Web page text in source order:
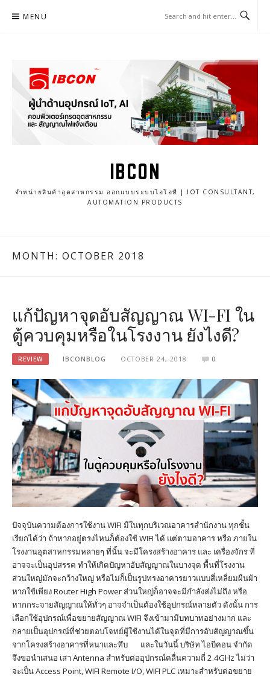
MENU
IBCON
จำหน่ายสินค้าอุตสาหกรรม ออกแบบระบบไอโอที | IOT CONSULTANT,
AUTOMATION PRODUCTS
MONTH: OCTOBER 2018
แก้ปัญหาจุดอับสัญญาณ WI-FI ใน
ตู้ควบคุมหรือในโรงงาน ยังไงดี?
REVIEW IBCONBLOG OCTOBER 24, 2018 0
ปัจจุบันความต้องการใช้งาน WIFI มีในทุกบริเวณอาคารสำนักงาน ทุกชั้น
เรียกได้ว่า ถ้าหากอยู่ตรงไหนก็ต้องใช้ WIFI ได้ แต่ตามอาคาร หรือ ภายใน
โรงงานอุตสาหกรรมหลายๆ ที่นั้น จะมีโครงสร้างอาคาร และ เครื่องจักร ที่
อาจจะเป็นอุปสรรค ทำให้เกิดปัญหาอับสัญญาณในบางจุด พื้นที่โรงงาน
ส่วนใหญ่มักจะกว้างใหญ่ หรือไม่ก็เป็นรูปทรงอาคารยาวแบบสี่เหลี่ยมผืนผ้า
หากใช้เพียง Router High Power ส่วนใหญ่ก็อาจจะมีกำลังส่งไม่ถึง หรือ
หากกระจายสัญญาณให้ทั่วๆ อาจจำเป็นต้องใช้อุปกรณ์หลายตัว ดังนั้น การ
เลือกใช้อุปกรณ์เพื่อขยายสัญญาณ WIFI จึงเข้ามามีบทบาทอย่างมาก และ
กลายเป็นอุปกรณ์ที่ช่วยตอบโจทย์ผู้ใช้งานได้ในจุดที่มีการอับสัญญาณขึ้น
จากโครงสร้างอาคารที่หนาและทึบ และในวันนี้ บริษัท ไอบีคอน จำกัด
จึงขอนำเสนอ เสา Antenna สำหรับต่ออุปกรณ์คลื่นความถี่ 2.4GHz ไม่ว่า
จะเป็น Access Point, WIFI Remote I/O, WIFI PLC เหมาะสำหรับต่อขยาย